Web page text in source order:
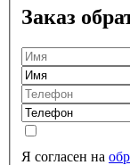
Заказ
Я согласен на